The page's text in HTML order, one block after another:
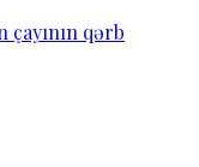
qərb